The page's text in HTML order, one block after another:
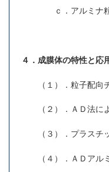
ｃ．アルミナ粒
４．成膜体の特性と応
（１）．粒子配向チ
（２）．ＡＤ法に
（３）．プラスチッ
（４）．ＡＤアルミ